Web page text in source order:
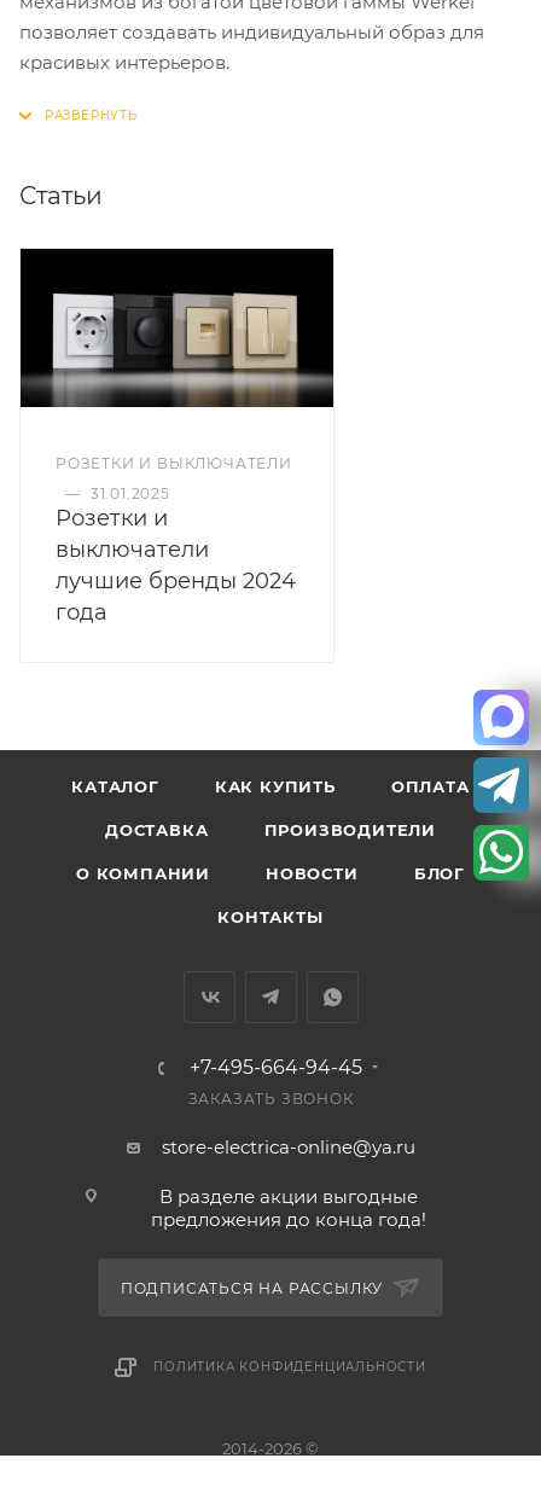
позволяет создавать индивидуальный образ для
красивых интерьеров.
Статьи
РОЗЕТКИ И ВЫКЛЮЧАТЕЛИ
— 31.01.2025
Розетки и
выключатели
лучшие бренды 2024
года
КАТАЛОГ КАК КУПИТЬ ОПЛАТА
ДОСТАВКА ПРОИЗВОДИТЕЛИ
О КОМПАНИИ НОВОСТИ БЛОГ
КОНТАКТЫ
+7-495-664-94-45
ЗАКАЗАТЬ ЗВОНОК
store-electrica-online@ya.ru
В разделе акции выгодные
предложения до конца года!
ПОДПИСАТЬСЯ НА РАССЫЛКУ
ПОЛИТИКА КОНФИДЕНЦИАЛЬНОСТИ
2014-2026 ©